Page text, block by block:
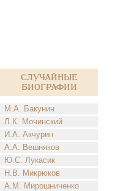
Случайные
биографии
М.А. Бакунин
Л.К. Мочинский
И.А. Акчурин
А.А. Вешняков
Ю.С. Лукасик
Н.В. Микрюков
А.М. Мирошниченко